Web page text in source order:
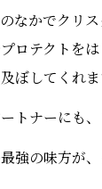
なかでクリ
ロテクトを
ぼしてくれ
トナーにも
強の味方が